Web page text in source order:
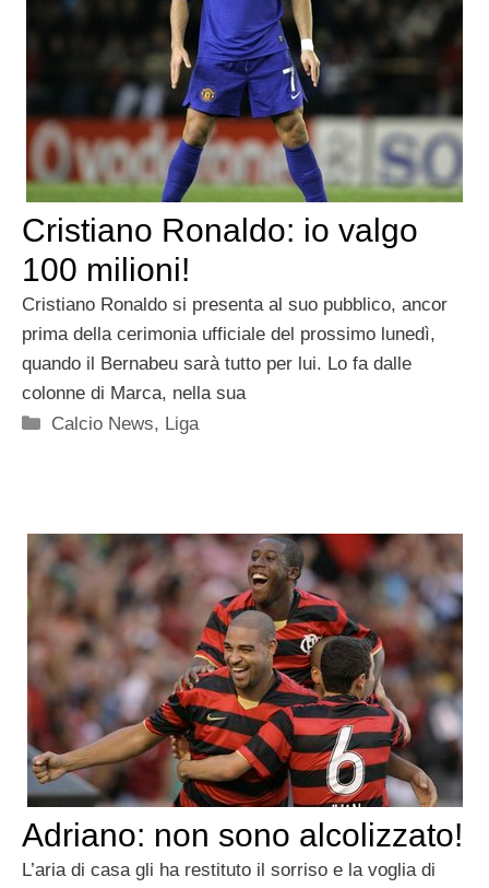
Cristiano Ronaldo: io valgo
100 milioni!
Cristiano Ronaldo si presenta al suo pubblico, ancor
prima della cerimonia ufficiale del prossimo lunedì,
quando il Bernabeu sarà tutto per lui. Lo fa dalle
colonne di Marca, nella sua
Categorie
Calcio News, Liga
Adriano: non sono alcolizzato!
L’aria di casa gli ha restituto il sorriso e la voglia di